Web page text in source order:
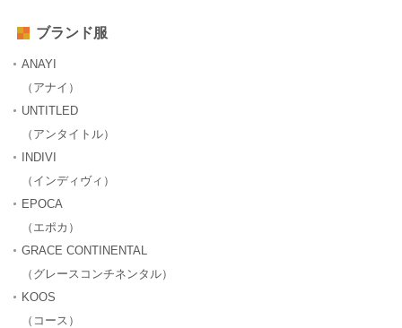
ブランド服
ANAYI
（アナイ）
UNTITLED
（アンタイトル）
INDIVI
（インディヴィ）
EPOCA
（エポカ）
GRACE CONTINENTAL
（グレースコンチネンタル）
KOOS
（コース）